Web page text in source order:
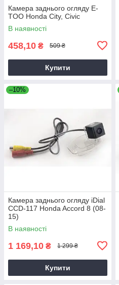
Камера заднього огляду E-
TOO Honda City, Civic
В наявності
458,10 ₴ 509 ₴
Купити
–10%
Камера заднього огляду iDial
CCD-117 Honda Accord 8 (08-
15)
В наявності
1 169,10 ₴ 1 299 ₴
Купити